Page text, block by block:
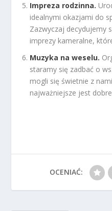
Impreza rodzinna.
idealnymi okazjami do
Zazwyczaj decydujemy
imprezy kameralne,
Muzyka na weselu.
staramy się zadbać o
mogli się świetnie z
najważniejsze jest
OCENIAĆ: